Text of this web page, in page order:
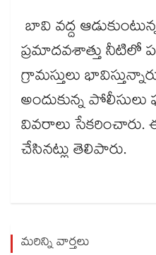
బావి వద్ద
ప్రమాదవశాత్తు
గ్రామస్తులు
అందుకున్న
వివరాలు సేకరించారు.
చేసినట్లు తెలిపారు.
మరిన్ని వార్తలు